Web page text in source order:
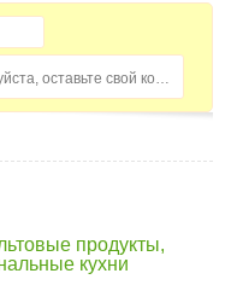
Домохозяйка, пожалуйста, оставьте свой комментарий...
продукты,
кухни